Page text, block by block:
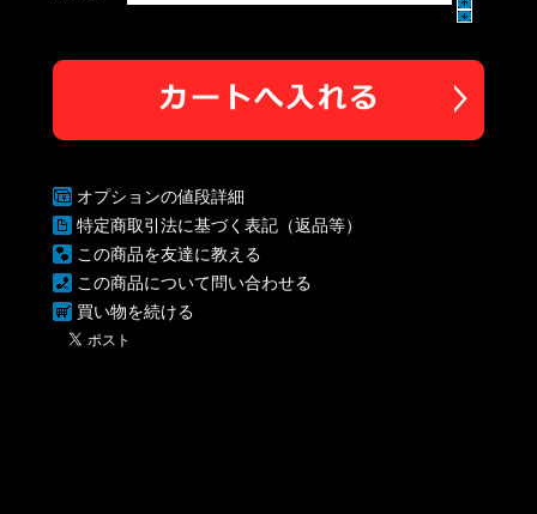
オプションの値段詳細
特定商取引法に基づく表記（返品等）
この商品を友達に教える
この商品について問い合わせる
買い物を続ける